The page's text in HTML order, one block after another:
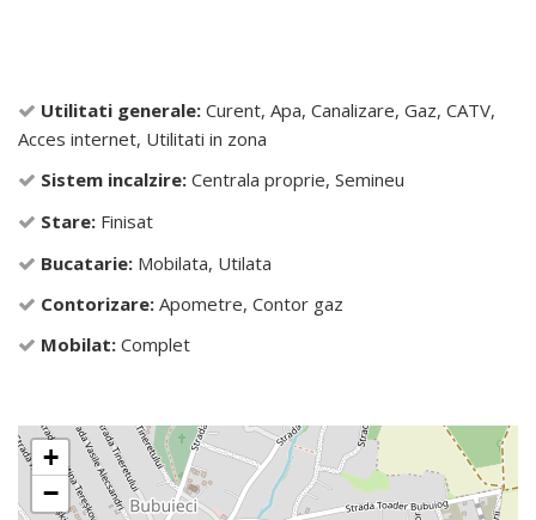
Utilitati generale: Curent, Apa, Canalizare, Gaz, CATV,
Acces internet, Utilitati in zona
Sistem incalzire: Centrala proprie, Semineu
Stare: Finisat
Bucatarie: Mobilata, Utilata
Contorizare: Apometre, Contor gaz
Mobilat: Complet
+
−